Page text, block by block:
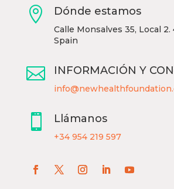
 Dónde estamos
Calle Monsalves 35, Local 2.
Spain
 INFORMACIÓN Y
 Llámanos
+34 954 219 597